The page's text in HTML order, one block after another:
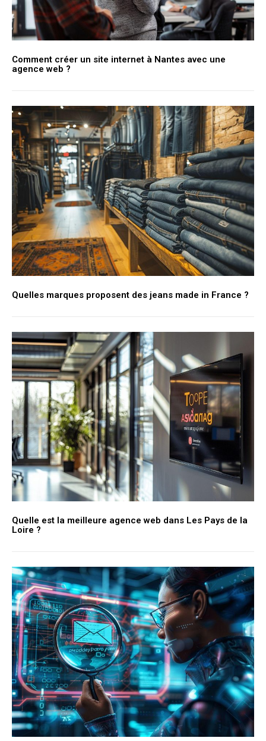
Comment créer un site internet à Nantes avec une
agence web ?
Quelles marques proposent des jeans made in France ?
Quelle est la meilleure agence web dans Les Pays de la
Loire ?